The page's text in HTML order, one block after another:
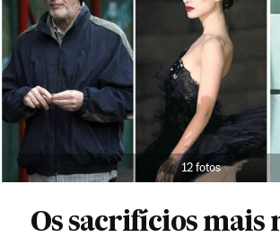
12 fotos
Os sacrifícios mais